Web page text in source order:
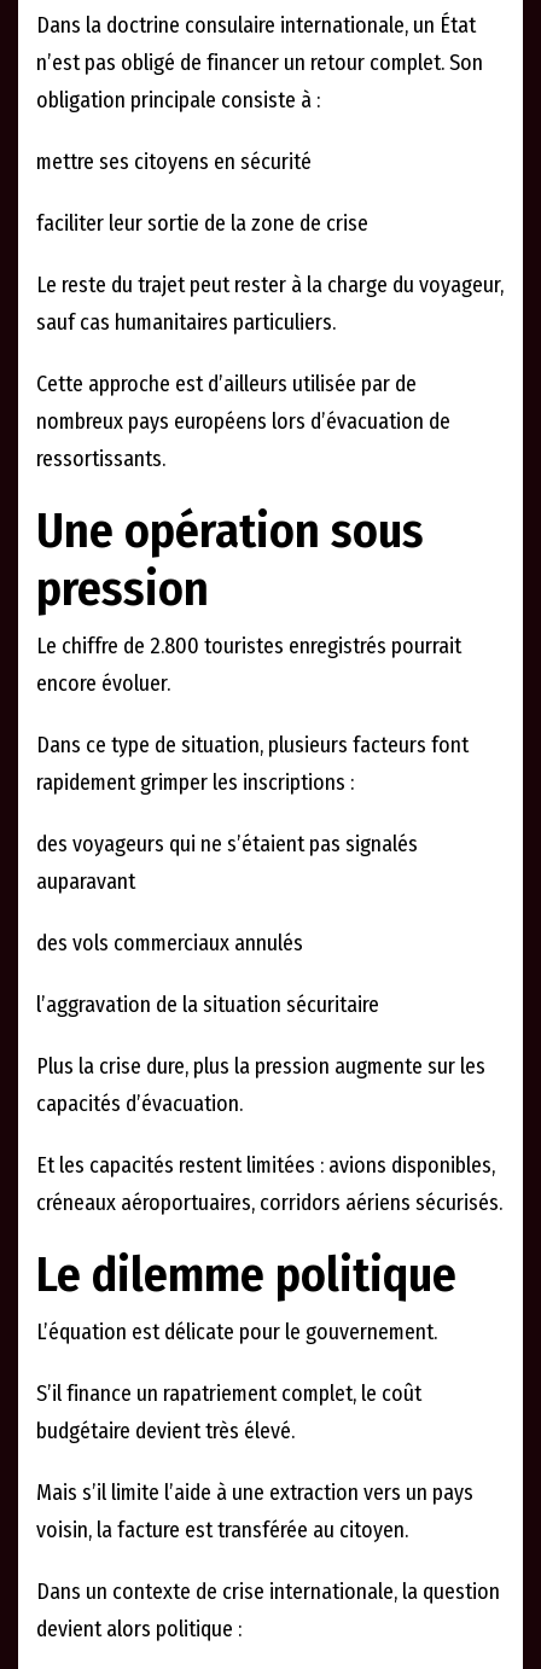
Dans la doctrine consulaire internationale, un État
n’est pas obligé de financer un retour complet. Son
obligation principale consiste à :
mettre ses citoyens en sécurité
faciliter leur sortie de la zone de crise
Le reste du trajet peut rester à la charge du voyageur,
sauf cas humanitaires particuliers.
Cette approche est d’ailleurs utilisée par de
nombreux pays européens lors d’évacuation de
ressortissants.
Une opération sous
pression
Le chiffre de 2.800 touristes enregistrés pourrait
encore évoluer.
Dans ce type de situation, plusieurs facteurs font
rapidement grimper les inscriptions :
des voyageurs qui ne s’étaient pas signalés
auparavant
des vols commerciaux annulés
l’aggravation de la situation sécuritaire
Plus la crise dure, plus la pression augmente sur les
capacités d’évacuation.
Et les capacités restent limitées : avions disponibles,
créneaux aéroportuaires, corridors aériens sécurisés.
Le dilemme politique
L’équation est délicate pour le gouvernement.
S’il finance un rapatriement complet, le coût
budgétaire devient très élevé.
Mais s’il limite l’aide à une extraction vers un pays
voisin, la facture est transférée au citoyen.
Dans un contexte de crise internationale, la question
devient alors politique :